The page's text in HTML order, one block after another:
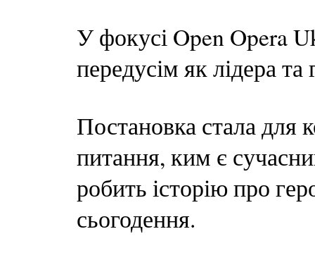
У фокусі Open Opera
передусім як лідера
Постановка стала для
питання, ким є
робить історію про
сьогодення.